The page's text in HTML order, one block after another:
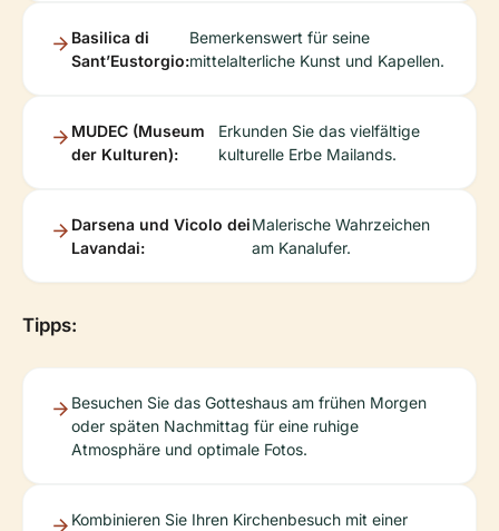
Basilica di
Sant’Eustorgio:
Bemerkenswert für seine
mittelalterliche Kunst und Kapellen.
MUDEC (Museum
der Kulturen):
Erkunden Sie das vielfältige
kulturelle Erbe Mailands.
Darsena und Vicolo dei
Lavandai:
Malerische Wahrzeichen
am Kanalufer.
Tipps:
Besuchen Sie das Gotteshaus am frühen Morgen
oder späten Nachmittag für eine ruhige
Atmosphäre und optimale Fotos.
Kombinieren Sie Ihren Kirchenbesuch mit einer